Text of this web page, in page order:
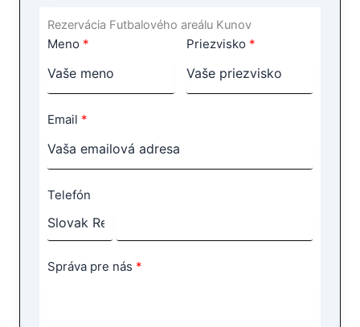
Rezervácia Futbalového areálu Kunov
Meno Priezvisko
Email
Telefón
Správa pre nás